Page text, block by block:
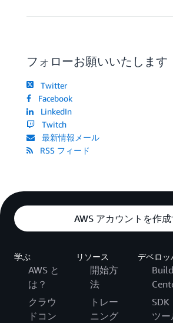
フォローお願いいたします
Twitter
Facebook
LinkedIn
Twitch
最新情報メール
RSS フィード
AWS アカウントを作成
学ぶ
AWS と
は？
クラウ
ドコン
リソース
開始方
法
トレー
ニング
デベロッ
SDK
ツー